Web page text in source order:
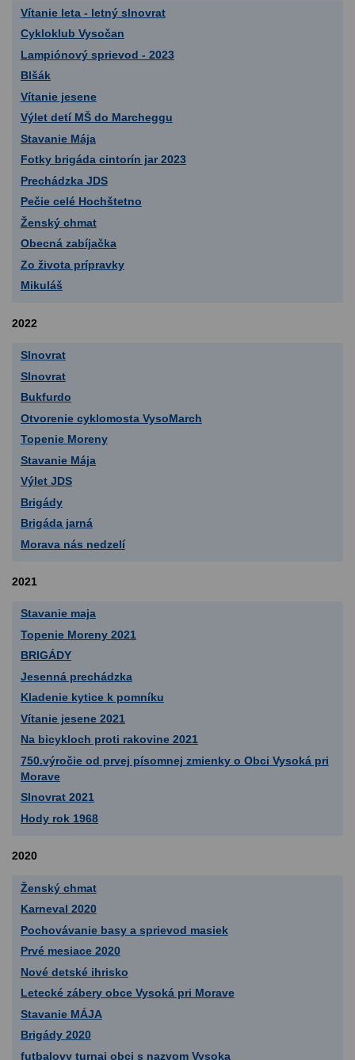
Vítanie leta - letný slnovrat
Cykloklub Vysočan
Lampiónový sprievod - 2023
Blšák
Vítanie jesene
Výlet detí MŠ do Marcheggu
Stavanie Mája
Fotky brigáda cintorín jar 2023
Prechádzka JDS
Pečie celé Hochštetno
Ženský chmat
Obecná zabíjačka
Zo života prípravky
Mikuláš
2022
Slnovrat
Slnovrat
Bukfurdo
Otvorenie cyklomosta VysoMarch
Topenie Moreny
Stavanie Mája
Výlet JDS
Brigády
Brigáda jarná
Morava nás nedzelí
2021
Stavanie maja
Topenie Moreny 2021
BRIGÁDY
Jesenná prechádzka
Kladenie kytice k pomníku
Vítanie jesene 2021
Na bicykloch proti rakovine 2021
750.výročie od prvej písomnej zmienky o Obci Vysoká pri
Morave
Slnovrat 2021
Hody rok 1968
2020
Ženský chmat
Karneval 2020
Pochovávanie basy a sprievod masiek
Prvé mesiace 2020
Nové detské ihrisko
Letecké zábery obce Vysoká pri Morave
Stavanie MÁJA
Brigády 2020
futbalovy turnaj obci s nazvom Vysoka